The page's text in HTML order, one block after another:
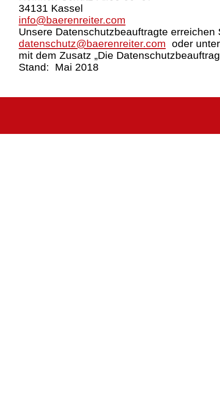
34131 Kassel
info@baerenreiter.com
Unsere Datenschutzbeauftragte erreichen
datenschutz@baerenreiter.com oder
mit dem Zusatz „Die
Stand: Mai 2018